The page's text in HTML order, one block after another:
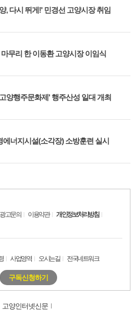
, 다시 뛰게!' 민경선 고양시장 취임
무리 한 이동환 고양시장 이임식
양행주문화제' 행주산성 일대 개최
에너지시설(소각장) 소방훈련 실시
광고문의 이용약관
개인정보처리방침
사업영역 오시는길 전국네트워크
구독신청하기
고양인터넷신문